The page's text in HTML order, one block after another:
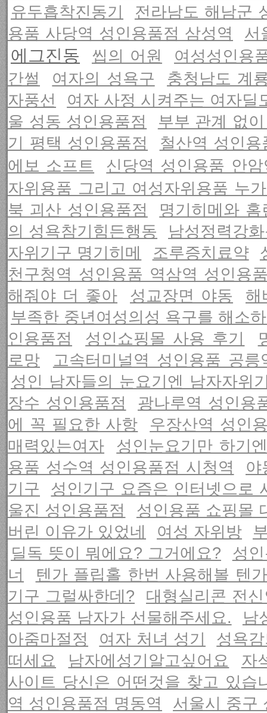
유두흡착진동기
전라남도 해남군
용품 사당역 성인용품점 삼성역
서
에그진동 씹의 어원
여성성인용
간썰
여자의 성욕구
충청남도 계
자풍선
여자 사정 시켜주는 여자딜
울 성동 성인용품점
부부 관계 없
기 평택 성인용품점
철산역 성인
에보 소프트
신당역 성인용품 안
자위용품 그리고 여성자위용품 누
북 괴산 성인용품점
명기히메와
의 성욕참기힘든행동
남성정력강
자위기구 명기히메
조루증치료약
천구청역 성인용품 역삼역 성인용
해줘야 더 좋아
성교장면 야동
해
부족한 중년여성의성 욕구를 해소
인용품점
성인쇼핑몰 사용 후기
로망
고속터미널역 성인용품 공
성인 남자들의 눈요기엔 남자자위
장수 성인용품점
광나루역 성인용
에 꼭 필요한 사항
우장산역 성인
매력있는여자
성인눈요기만 하기
용품 성수역 성인용품점 시청역
야
기구
성인기구 요즘은 인터넷으로
울진 성인용품점
성인용품 쇼핑몰
버린 이유가 있었네
여성 자위방
딜독 뜻이 뭐에요? 그거에요?
성
너
텐가 플립홀 한번 사용해볼 텐
기구 그럴싸한데?
대형실리콘 전
성인용품 남자가 선물해주세요.
남
아줌마절정
여자 처녀 성기
성욕
떠세요
남자에성기알고싶어요
자
사이트 당신은 어떤것을 찾고 있습
역 성인용품점 명동역
서울시 중구